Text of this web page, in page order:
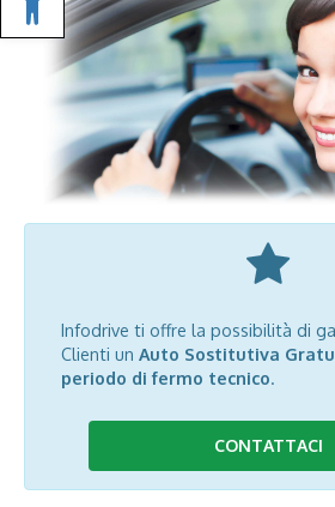
Infodrive ti offre la possibilità di
Clienti un Auto Sostitutiva
periodo di fermo tecnico.
CONTATTACI